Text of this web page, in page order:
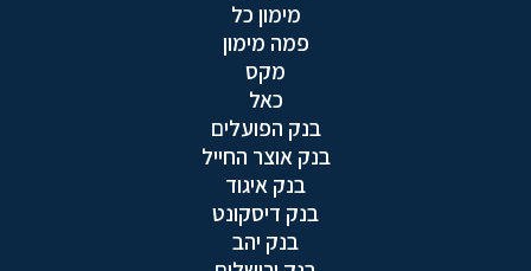
מימון כל
פמה מימון
מקס
כאל
בנק הפועלים
בנק אוצר החייל
בנק איגוד
בנק דיסקונט
בנק יהב